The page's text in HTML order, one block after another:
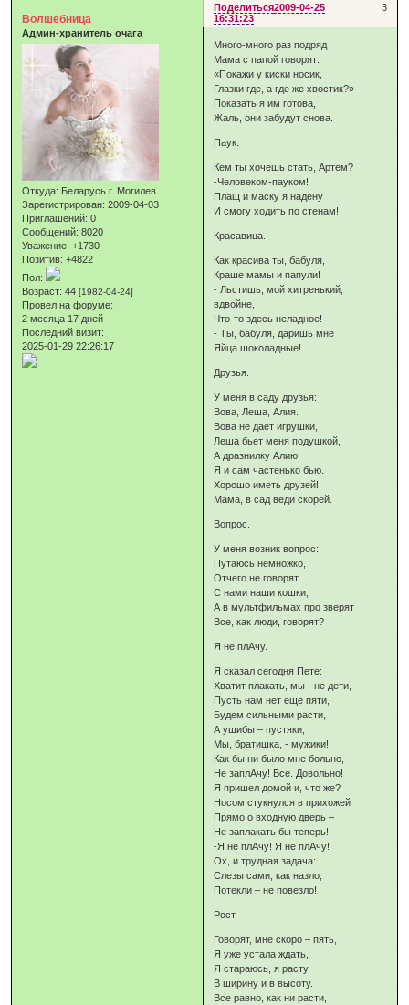
Поделиться 3
2009-04-25
16:31:23
Волшебница
Админ-хранитель очага
Откуда: Беларусь г. Могилев
Зарегистрирован: 2009-04-03
Приглашений: 0
Сообщений: 8020
Уважение: +1730
Позитив: +4822
Пол:
Возраст: 44[1982-04-24]
Провел на форуме:
2 месяца 17 дней
Последний визит:
2025-01-29 22:26:17
Много-много раз подряд
Мама с папой говорят:
«Покажи у киски носик,
Глазки где, а где же хвостик?»
Показать я им готова,
Жаль, они забудут снова.
Паук.
Кем ты хочешь стать, Артем?
-Человеком-пауком!
Плащ и маску я надену
И смогу ходить по стенам!
Красавица.
Как красива ты, бабуля,
Краше мамы и папули!
- Льстишь, мой хитренький,
вдвойне,
Что-то здесь неладное!
- Ты, бабуля, даришь мне
Яйца шоколадные!
Друзья.
У меня в саду друзья:
Вова, Леша, Алия.
Вова не дает игрушки,
Леша бьет меня подушкой,
А дразнилку Алию
Я и сам частенько бью.
Хорошо иметь друзей!
Мама, в сад веди скорей.
Вопрос.
У меня возник вопрос:
Путаюсь немножко,
Отчего не говорят
С нами наши кошки,
А в мультфильмах про зверят
Все, как люди, говорят?
Я не плАчу.
Я сказал сегодня Пете:
Хватит плакать, мы - не дети,
Пусть нам нет еще пяти,
Будем сильными расти,
А ушибы – пустяки,
Мы, братишка, - мужики!
Как бы ни было мне больно,
Не заплАчу! Все. Довольно!
Я пришел домой и, что же?
Носом стукнулся в прихожей
Прямо о входную дверь –
Не заплакать бы теперь!
-Я не плАчу! Я не плАчу!
Ох, и трудная задача:
Слезы сами, как назло,
Потекли – не повезло!
Рост.
Говорят, мне скоро – пять,
Я уже устала ждать,
Я стараюсь, я расту,
В ширину и в высоту.
Все равно, как ни расти,